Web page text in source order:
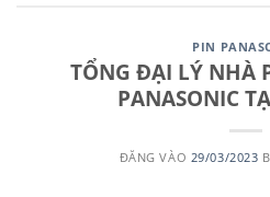
PIN
TỔNG ĐẠI LÝ NHÀ
PANASONIC
ĐĂNG VÀO 29/03/2023